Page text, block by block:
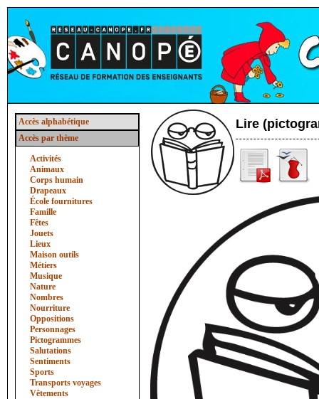
Accès alphabétique
Accès par thème
Activités
Animaux
Corps humain
Drapeaux
École fournitures
Famille
Fêtes
Jouets
Lieux
Maison outils
Métiers
Musique
Nature
Nombres
Nourriture
Oppositions
Personnages
Pictogrammes
Salutations
Sentiments
Sports
Transports voyages
Vêtements
Lire